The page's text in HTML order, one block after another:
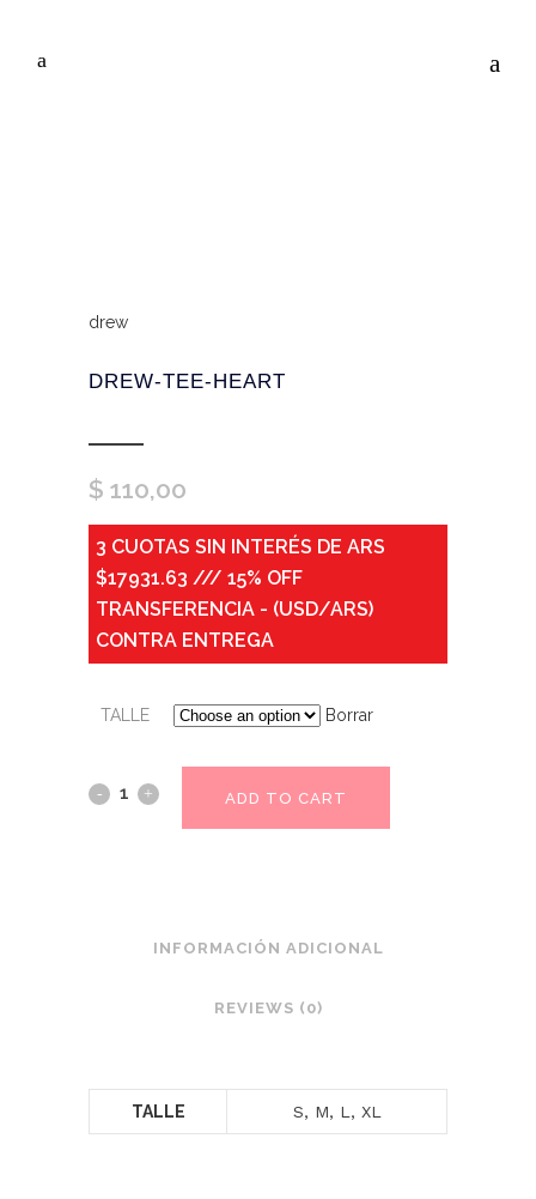
drew
DREW-TEE-HEART
$ 110,00
3 CUOTAS SIN INTERÉS DE ARS
$17931.63 /// 15% OFF
TRANSFERENCIA - (USD/ARS)
CONTRA ENTREGA
TALLE Borrar
ADD TO CART
INFORMACIÓN ADICIONAL
REVIEWS (0)
TALLE S, M, L, XL